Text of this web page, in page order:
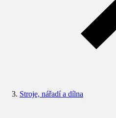
Stroje, nářadí a dílna